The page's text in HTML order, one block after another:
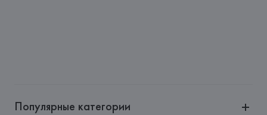
Популярные категории